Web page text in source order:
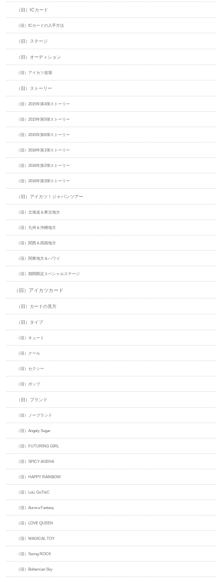
（旧）ICカード
（旧）ICカードの入手方法
（旧）ステージ
（旧）オーディション
（旧）アイカツ道場
（旧）ストーリー
（旧）2015年第4弾ストーリー
（旧）2015年第5弾ストーリー
（旧）2015年第6弾ストーリー
（旧）2016年第1弾ストーリー
（旧）2016年第2弾ストーリー
（旧）2016年第3弾ストーリー
（旧）アイカツ！ジャパンツアー
（旧）北海道＆東北地方
（旧）九州＆沖縄地方
（旧）関西＆四国地方
（旧）関東地方＆ハワイ
（旧）期間限定スペシャルステージ
（旧）アイカツカード
（旧）カードの見方
（旧）タイプ
（旧）キュート
（旧）クール
（旧）セクシー
（旧）ポップ
（旧）ブランド
（旧）ノーブランド
（旧）Angely Sugar
（旧）FUTURING GIRL
（旧）SPICY AGEHA
（旧）HAPPY RAINBOW
（旧）LoLi GoThiC
（旧）Aurora Fantasy
（旧）LOVE QUEEN
（旧）MAGICAL TOY
（旧）Swing ROCK
（旧）Bohemian Sky